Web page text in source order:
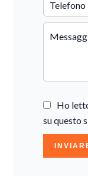
Ho
su questo